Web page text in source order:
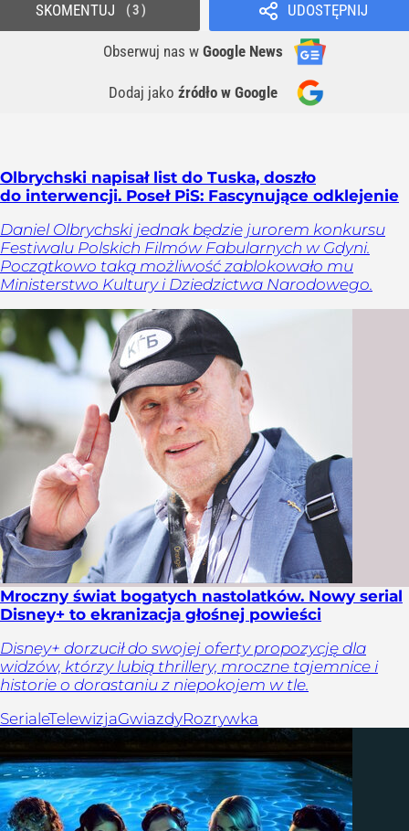
UDOSTĘPNIJ
Obserwuj nas w Google News
Dodaj jako źródło w Google
SKOMENTUJ 3
Olbrychski napisał list do Tuska, doszło
do interwencji. Poseł PiS: Fascynujące odklejenie
Daniel Olbrychski jednak będzie jurorem konkursu
Festiwalu Polskich Filmów Fabularnych w Gdyni.
Początkowo taką możliwość zablokowało mu
Ministerstwo Kultury i Dziedzictwa Narodowego.
Mroczny świat bogatych nastolatków. Nowy serial
Disney+ to ekranizacja głośnej powieści
Disney+ dorzucił do swojej oferty propozycję dla
widzów, którzy lubią thrillery, mroczne tajemnice i
historie o dorastaniu z niepokojem w tle.
SerialeTelewizjaGwiazdyRozrywka